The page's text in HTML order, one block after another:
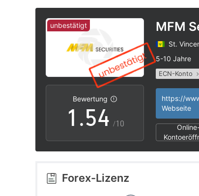
unbestätigt
Bewertung
0
1
2
3
.
2
3
4
5
6
7
2
3
4
5
6
/10
MFM
St.
5-10 Jahre
ECN-Konto
Webseite
Forex-Lizenz